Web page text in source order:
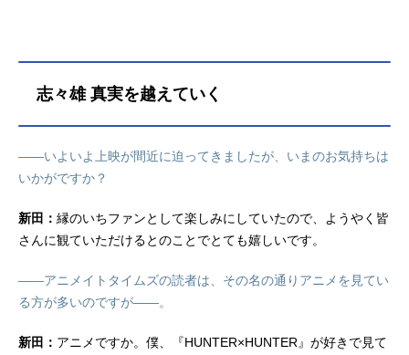
志々雄 真実を越えていく
——いよいよ上映が間近に迫ってきましたが、いまのお気持ちは
いかがですか？
新田： 縁のいちファンとして楽しみにしていたので、ようやく皆
さんに観ていただけるとのことでとても嬉しいです。
——アニメイトタイムズの読者は、その名の通りアニメを見てい
る方が多いのですが——。
新田： アニメですか。僕、『HUNTER×HUNTER』が好きで見て